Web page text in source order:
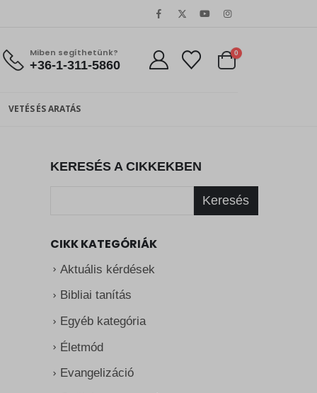
Miben segíthetünk?
+36-1-311-5860
0
VETÉS ÉS ARATÁS
KERESÉS A CIKKEKBEN
Keresés
CIKK KATEGÓRIÁK
Aktuális kérdések
Bibliai tanítás
Egyéb kategória
Életmód
Evangelizáció